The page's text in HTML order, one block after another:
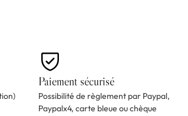
Paiement sécurisé
Possibilité de règlement par Paypal,
Paypalx4, carte bleue ou chèque